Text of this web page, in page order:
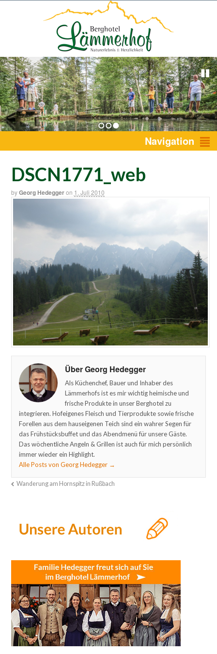
1 2 3 Navigation
DSCN1771_web
byGeorg Hedeggeron 1. Juli 2010
Über Georg Hedegger
Als Küchenchef, Bauer und Inhaber des
Lämmerhofs ist es mir wichtig heimische und
frische Produkte in unser Berghotel zu
integrieren. Hofeigenes Fleisch und Tierprodukte sowie frische
Forellen aus dem hauseigenen Teich sind ein wahrer Segen für
das Frühstücksbuffet und das Abendmenü für unsere Gäste.
Das wöchentliche Angeln & Grillen ist auch für mich persönlich
immer wieder ein Highlight.
Alle Posts von Georg Hedegger →
Wanderung am Hornspitz in Rußbach